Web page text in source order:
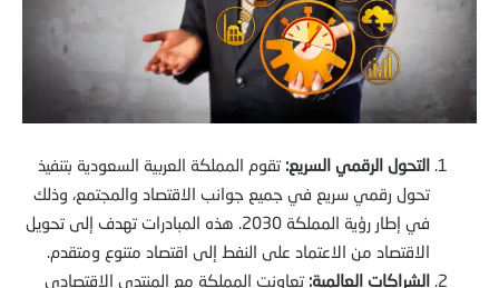
التحول الرقمي السريع: تقوم المملكة العربية السعودية بتنفيذ
تحول رقمي سريع في جميع جوانب الاقتصاد والمجتمع، وذلك
في إطار رؤية المملكة 2030. هذه المبادرات تهدف إلى تحويل
الاقتصاد من الاعتماد على النفط إلى اقتصاد متنوع ومتقدم.
الشراكات العالمية: تعاونت المملكة مع المنتدى الاقتصادي